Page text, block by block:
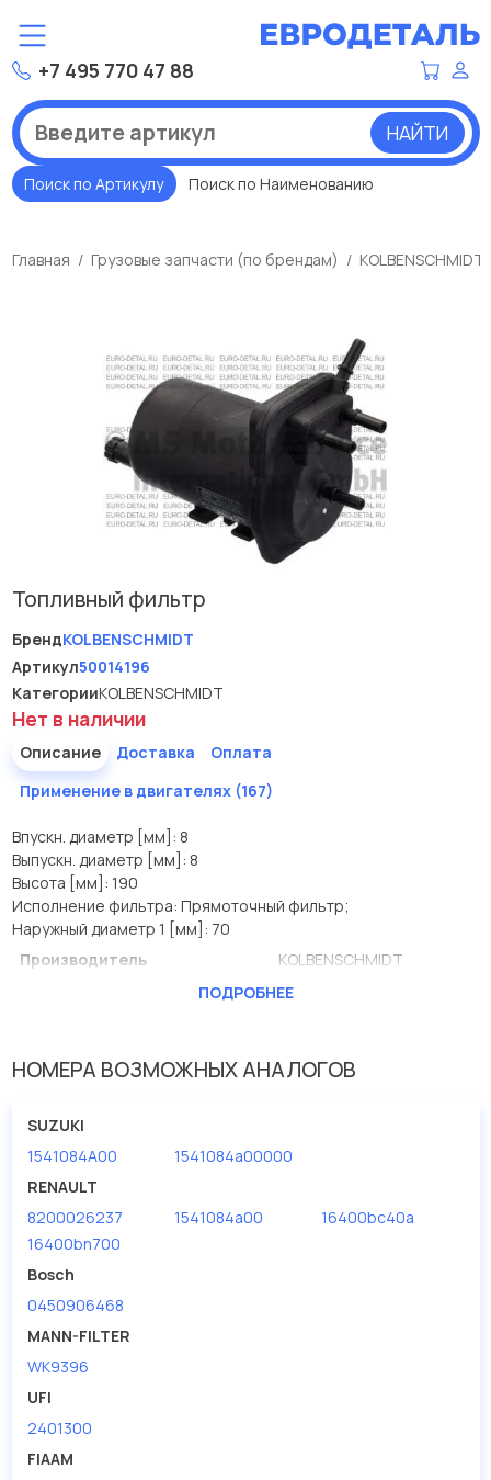
+7 495 770 47 88
НАЙТИ
Поиск по Артикулу Поиск по Наименованию
Главная Грузовые запчасти (по брендам) KOLBENSCHMIDT
Топливный фильтр
БрендKOLBENSCHMIDT
Артикул50014196
КатегорииKOLBENSCHMIDT
Нет в наличии
Описание Доставка
Оплата
Применение в двигателях (167)
Впускн. диаметр [мм]: 8
Выпускн. диаметр [мм]: 8
Высота [мм]: 190
Исполнение фильтра: Прямоточный фильтр;
Наружный диаметр 1 [мм]: 70
Производитель
KOLBENSCHMIDT
8
Высота [мм]
190
Наружный диаметр 1 [мм]
70
ПОДРОБНЕЕ
НОМЕРА ВОЗМОЖНЫХ АНАЛОГОВ
SUZUKI
1541084A00
1541084a00000
RENAULT
8200026237
1541084a00
16400bc40a
16400bn700
Bosch
0450906468
MANN-FILTER
WK9396
UFI
2401300
FIAAM